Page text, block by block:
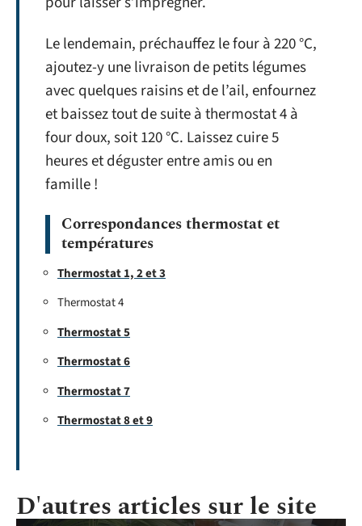
Le lendemain, préchauffez le four à 220 °C,
ajoutez-y une livraison de petits légumes
avec quelques raisins et de l’ail, enfournez
et baissez tout de suite à thermostat 4 à
four doux, soit 120 °C. Laissez cuire 5
heures et déguster entre amis ou en
famille !
Correspondances thermostat et
températures
Thermostat 1, 2 et 3
Thermostat 4
Thermostat 5
Thermostat 6
Thermostat 7
Thermostat 8 et 9
D'autres articles sur le site